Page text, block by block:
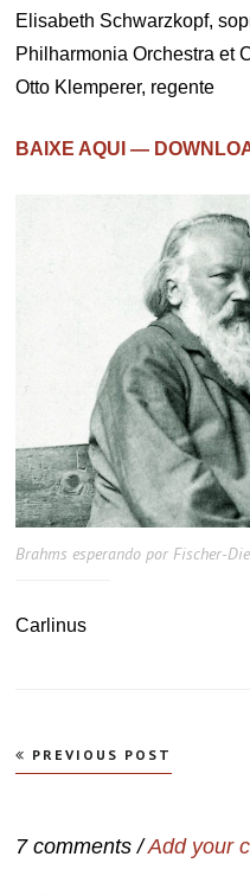
Elisabeth Schwarzkopf,
Philharmonia Orchestra et
Otto Klemperer, regente
BAIXE AQUI —
Brahms esperando por Fischer-
Carlinus
Navegação
de
PREVIOUS POST
7 comments /Add your